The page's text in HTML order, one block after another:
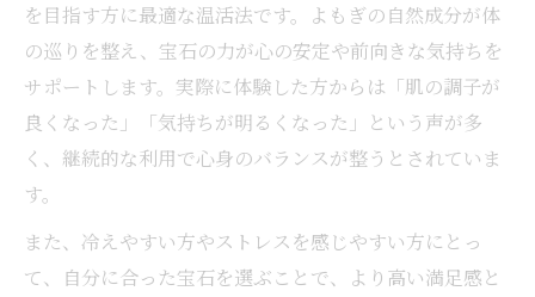
を目指す方に最適な温活法です。よもぎの自然成分が体
の巡りを整え、宝石の力が心の安定や前向きな気持ちを
サポートします。実際に体験した方からは「肌の調子が
良くなった」「気持ちが明るくなった」という声が多
く、継続的な利用で心身のバランスが整うとされていま
す。
また、冷えやすい方やストレスを感じやすい方にとっ
て、自分に合った宝石を選ぶことで、より高い満足感と